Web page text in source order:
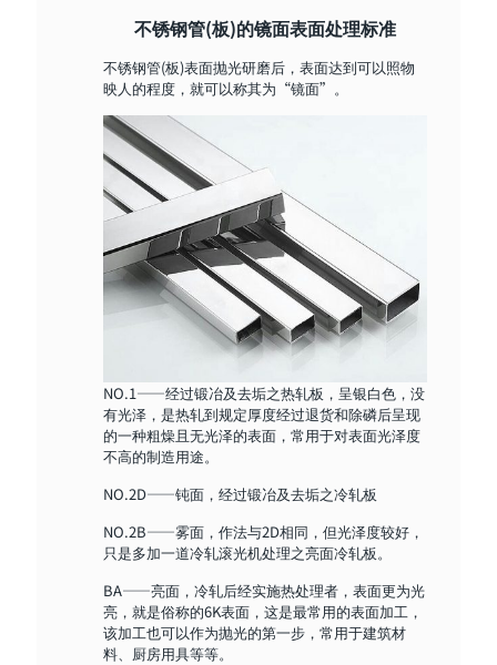
不锈钢管(板)的镜面表面处理标准
不锈钢管(板)表面抛光研磨后，表面达到可以照物
映人的程度，就可以称其为“镜面”。
NO.1——经过锻冶及去垢之热轧板，呈银白色，没
有光泽，是热轧到规定厚度经过退货和除磷后呈现
的一种粗燥且无光泽的表面，常用于对表面光泽度
不高的制造用途。
NO.2D——钝面，经过锻冶及去垢之冷轧板
NO.2B——雾面，作法与2D相同，但光泽度较好，
只是多加一道冷轧滚光机处理之亮面冷轧板。
BA——亮面，冷轧后经实施热处理者，表面更为光
亮，就是俗称的6K表面，这是最常用的表面加工，
该加工也可以作为抛光的第一步，常用于建筑材
料、厨房用具等等。